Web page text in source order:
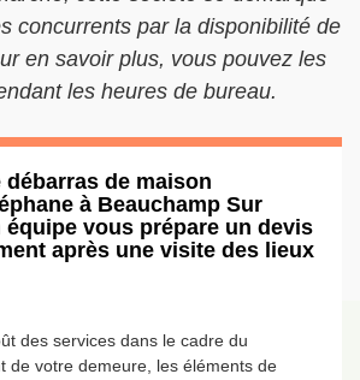
concurrents par la disponibilité de
en savoir plus, vous pouvez les
les heures de bureau.
débarras de maison
à Beauchamp Sur
vous prépare un devis
après une visite des lieux
des services dans le cadre du
de votre demeure, les éléments de